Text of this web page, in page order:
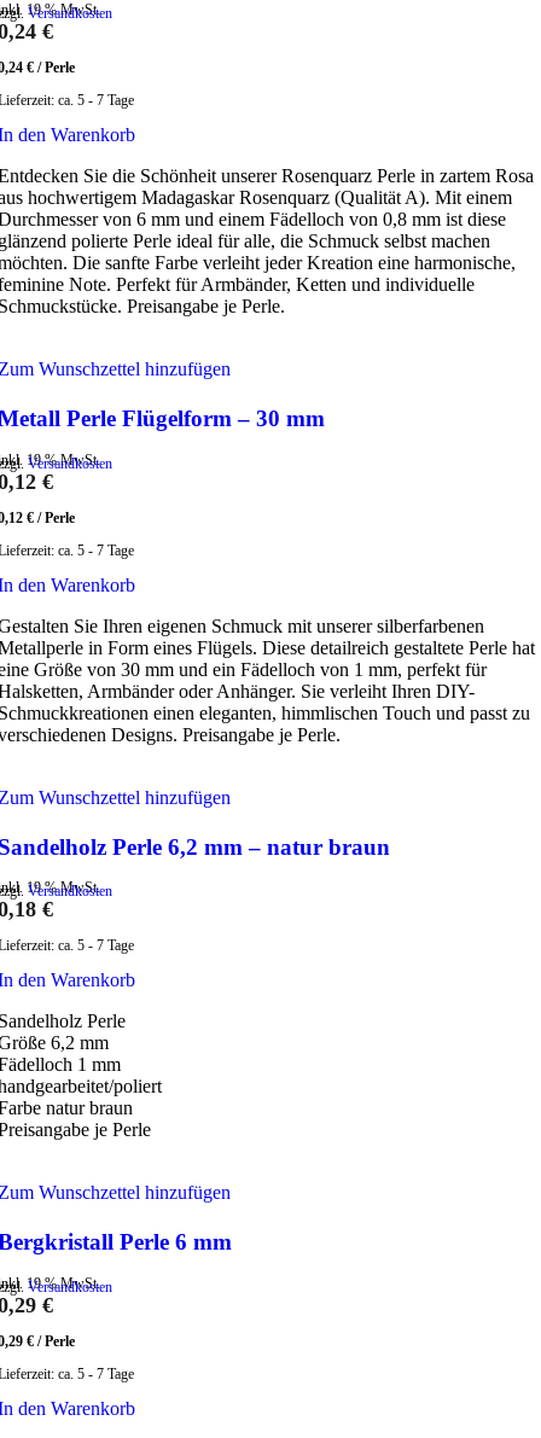
19 % MwSt.
Versandkosten
€
€ /Perle
ca. 5 - 7 Tage
den Warenkorb
Sie die Schönheit unserer Rosenquarz Perle in zartem Rosa
hochwertigem Madagaskar Rosenquarz (Qualität A). Mit einem
von 6 mm und einem Fädelloch von 0,8 mm ist diese
polierte Perle ideal für alle, die Schmuck selbst machen
Die sanfte Farbe verleiht jeder Kreation eine harmonische,
Note. Perfekt für Armbänder, Ketten und individuelle
Preisangabe je Perle.
Wunschzettel hinzufügen
Perle Flügelform – 30 mm
19 % MwSt.
Versandkosten
€
€ /Perle
ca. 5 - 7 Tage
den Warenkorb
Sie Ihren eigenen Schmuck mit unserer silberfarbenen
in Form eines Flügels. Diese detailreich gestaltete Perle hat
Größe von 30 mm und ein Fädelloch von 1 mm, perfekt für
Armbänder oder Anhänger. Sie verleiht Ihren DIY-
einen eleganten, himmlischen Touch und passt zu
Designs. Preisangabe je Perle.
Wunschzettel hinzufügen
Perle 6,2 mm – natur braun
19 % MwSt.
Versandkosten
€
ca. 5 - 7 Tage
den Warenkorb
Perle
6,2 mm
1 mm
poliert
natur braun
je Perle
Wunschzettel hinzufügen
Perle 6 mm
19 % MwSt.
Versandkosten
€
€ /Perle
ca. 5 - 7 Tage
den Warenkorb